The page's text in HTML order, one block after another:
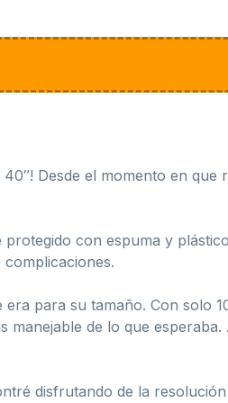
Desde el momento en que
con espuma y
para su tamaño. Con solo
de lo que esperaba.
disfrutando de la